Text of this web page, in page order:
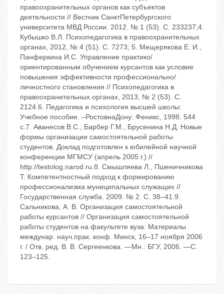
правоохранительных органов как субъектов
деятельности // Вестник СанктПетербургского
университета МВД России. 2012. № 1 (53). С. 233237;4.
Кубышко В.Л. Психопедагогика в правоохранительных
органах, 2012, № 4 (51). С. 7273; 5. Мещерякова Е. И.,
Панферкина И.С. Управление практико/
ориентированным обучением курсантов как условие
повышения эффективности профессионально/
личностного становления // Психопедагогика в
правоохранительных органах, 2013, № 2 (53). С.
2124.6. Педагогика и психология высшей школы:
Учебное пособие. –РостовнаДону: Феникс, 1998. 544
с.7. Аванесов В.С., Барбер Г.М., Брусенина Н.Д. Новые
формы организации самостоятельной работы
студентов. Доклад подготовлен к юбилейной научной
конференции МГМСУ (апрель 2005 г.) //
http://testolog.narod.ru.8. Смышляева Л., Пшеничникова
Т. Компетентностный подход к формированию
профессионализма муниципальных служащих //
Государственная служба. 2009. № 2. С. 38–41.9.
Сальникова, А. В. Организация самостоятельной
работы курсантов // Организация самостоятельной
работы студентов на факультете вуза: Материалы
междунар. науч.прак. конф. Минск, 16–17 ноября 2006
г. / Отв. ред. В. В. Сергеенкова. —Мн.: БГУ, 2006. —С.
123–125.